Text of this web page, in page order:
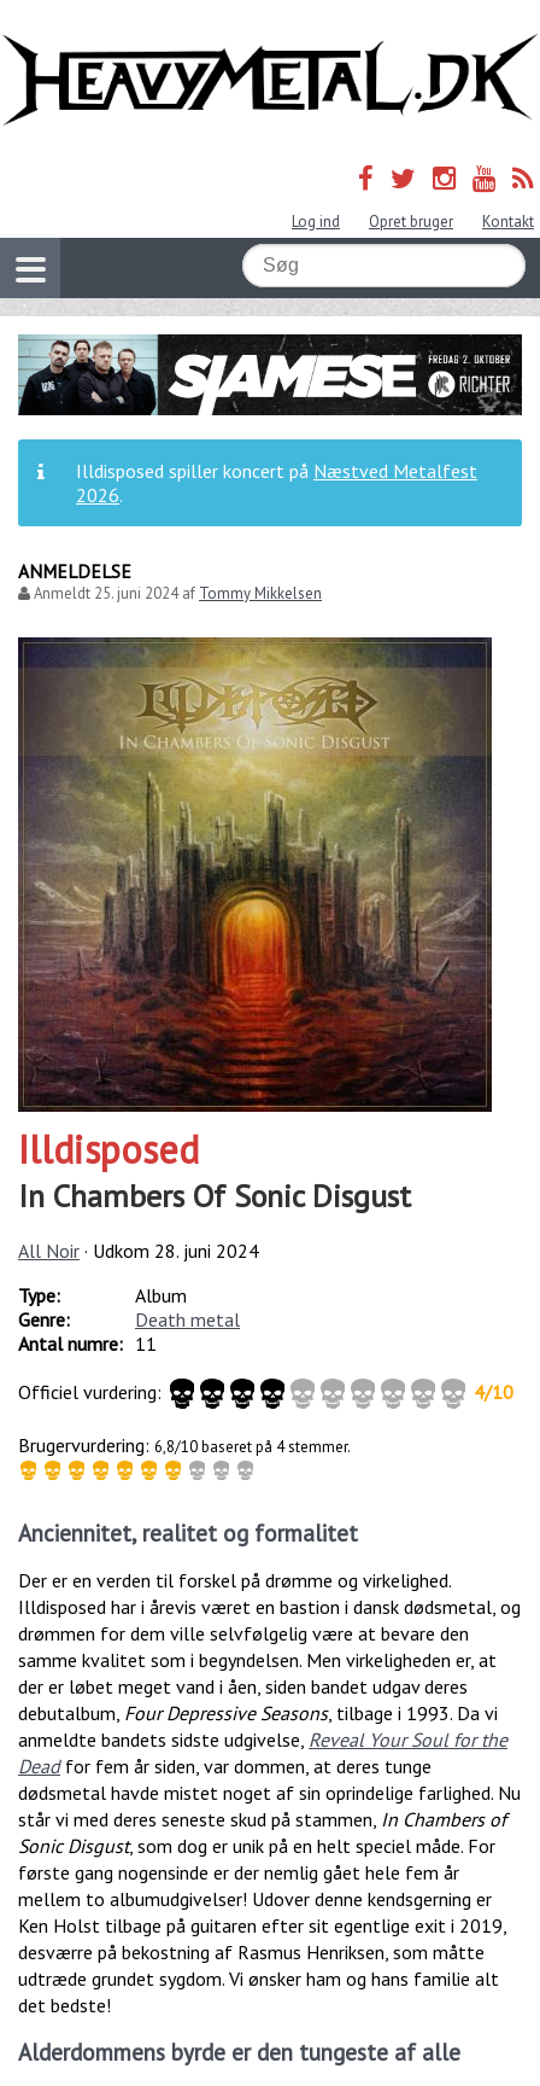
Log ind Opret bruger Kontakt
Illdisposed spiller koncert på Næstved Metalfest
2026.
ANMELDELSE
Anmeldt 25. juni 2024af Tommy Mikkelsen
Illdisposed
In Chambers Of Sonic Disgust
All Noir · Udkom 28. juni 2024
Type:
Album
Genre:
Death metal
Antal numre: 11
Officiel vurdering:
4/10
Brugervurdering: 6,8/10 baseret på 4 stemmer.
Anciennitet, realitet og formalitet
Der er en verden til forskel på drømme og virkelighed.
Illdisposed har i årevis været en bastion i dansk dødsmetal, og
drømmen for dem ville selvfølgelig være at bevare den
samme kvalitet som i begyndelsen. Men virkeligheden er, at
der er løbet meget vand i åen, siden bandet udgav deres
debutalbum, Four Depressive Seasons, tilbage i 1993. Da vi
anmeldte bandets sidste udgivelse, Reveal Your Soul for the
Deadfor fem år siden, var dommen, at deres tunge
dødsmetal havde mistet noget af sin oprindelige farlighed. Nu
står vi med deres seneste skud på stammen, In Chambers of
Sonic Disgust, som dog er unik på en helt speciel måde. For
første gang nogensinde er der nemlig gået hele fem år
mellem to albumudgivelser! Udover denne kendsgerning er
Ken Holst tilbage på guitaren efter sit egentlige exit i 2019,
desværre på bekostning af Rasmus Henriksen, som måtte
udtræde grundet sygdom. Vi ønsker ham og hans familie alt
det bedste!
Alderdommens byrde er den tungeste af alle